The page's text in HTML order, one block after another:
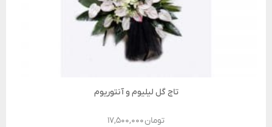
تاج گل لیلیوم و آنتوریوم
۱۷,۵۰۰,۰۰۰تومان